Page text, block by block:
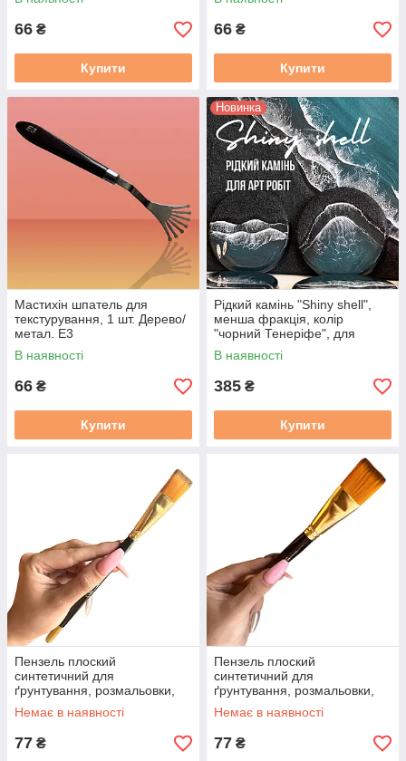
66 ₴
Купити
66 ₴
Купити
Мастихін шпатель для
текстурування, 1 шт. Дерево/
метал. Е3
В наявності
66 ₴
Купити
Новинка
Рідкий камінь "Shiny shell",
менша фракція, колір
"чорний Тенеріфе", для
картин, Art Resin, уп. 520 г
В наявності
385 ₴
Купити
Пензель плоский
синтетичний для
ґрунтування, розмальовки,
арт робіт. 1 см, 1 шт.
Немає в наявності
77 ₴
Пензель плоский
синтетичний для
ґрунтування, розмальовки,
арт робіт. 1,5 см, 1 шт.
Немає в наявності
77 ₴